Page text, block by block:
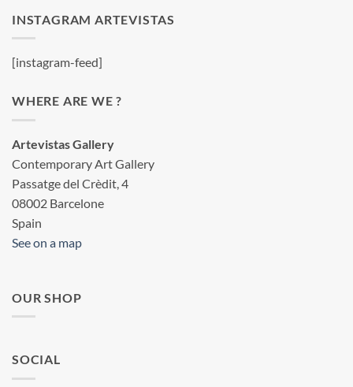
INSTAGRAM ARTEVISTAS
[instagram-feed]
WHERE ARE WE ?
Artevistas Gallery
Contemporary Art Gallery
Passatge del Crèdit, 4
08002 Barcelone
Spain
See on a map
OUR SHOP
SOCIAL